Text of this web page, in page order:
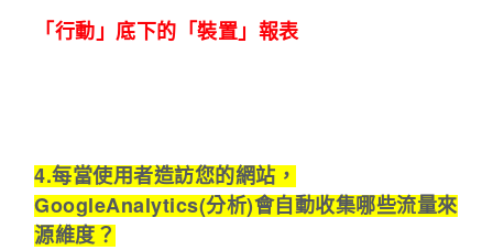
「行動」底下的「裝置」報表
4.每當使用者造訪您的網站，
GoogleAnalytics(分析)會自動收集哪些流量來
源維度？